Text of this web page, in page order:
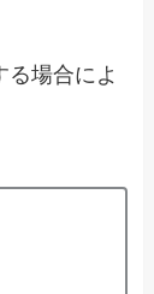
場合によ